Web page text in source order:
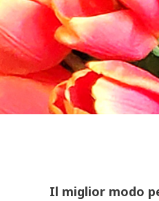
Il miglior modo